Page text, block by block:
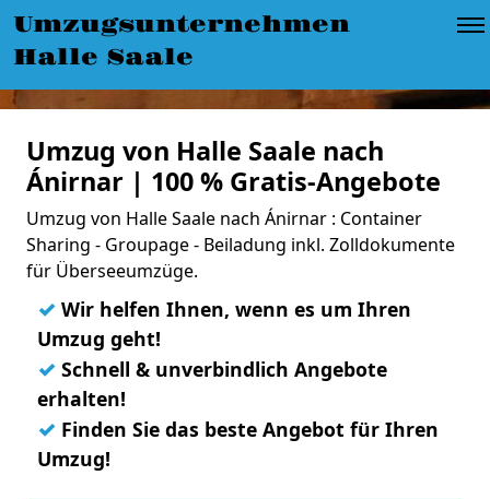
Umzugsunternehmen
Halle Saale
Umzug von Halle Saale nach
Ánirnar | 100 % Gratis-Angebote
Umzug von Halle Saale nach Ánirnar : Container
Sharing - Groupage - Beiladung inkl. Zolldokumente
für Überseeumzüge.
✓ Wir helfen Ihnen, wenn es um Ihren
Umzug geht!
✓ Schnell & unverbindlich Angebote
erhalten!
✓ Finden Sie das beste Angebot für Ihren
Umzug!